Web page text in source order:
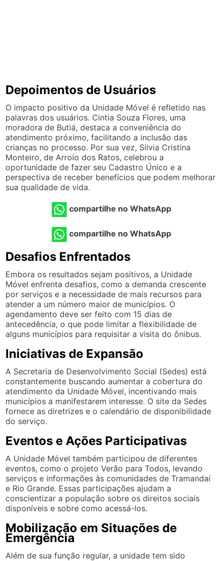
Depoimentos de Usuários
O impacto positivo da Unidade Móvel é refletido nas
palavras dos usuários. Cintia Souza Flores, uma
moradora de Butiá, destaca a conveniência do
atendimento próximo, facilitando a inclusão das
crianças no processo. Por sua vez, Silvia Cristina
Monteiro, de Arroio dos Ratos, celebrou a
oportunidade de fazer seu Cadastro Único e a
perspectiva de receber benefícios que podem melhorar
sua qualidade de vida.
compartilhe no WhatsApp
compartilhe no WhatsApp
Desafios Enfrentados
Embora os resultados sejam positivos, a Unidade
Móvel enfrenta desafios, como a demanda crescente
por serviços e a necessidade de mais recursos para
atender a um número maior de municípios. O
agendamento deve ser feito com 15 dias de
antecedência, o que pode limitar a flexibilidade de
alguns municípios para requisitar a visita do ônibus.
Iniciativas de Expansão
A Secretaria de Desenvolvimento Social (Sedes) está
constantemente buscando aumentar a cobertura do
atendimento da Unidade Móvel, incentivando mais
municípios a manifestarem interesse. O site da Sedes
fornece as diretrizes e o calendário de disponibilidade
do serviço.
Eventos e Ações Participativas
A Unidade Móvel também participou de diferentes
eventos, como o projeto Verão para Todos, levando
serviços e informações às comunidades de Tramandaí
e Rio Grande. Essas participações ajudam a
conscientizar a população sobre os direitos sociais
disponíveis e sobre como acessá-los.
Mobilização em Situações de
Emergência
Além de sua função regular, a unidade tem sido